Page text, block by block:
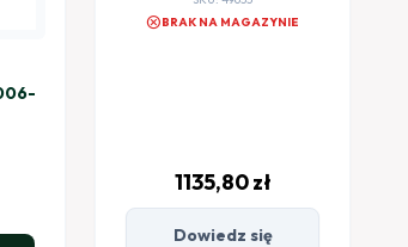
cancelBRAK NA MAGAZYNIE
1135,80zł
Dowiedz się